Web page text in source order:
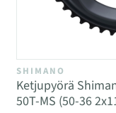
SHIMANO
Ketjupyörä
50T-MS (50-36